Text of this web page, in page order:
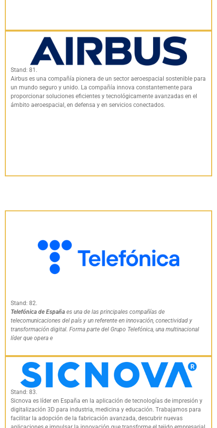
Stand: 81.
Airbus es una compañía pionera de un sector aeroespacial sostenible para
un mundo seguro y unido. La compañía innova constantemente para
proporcionar soluciones eficientes y tecnológicamente avanzadas en el
ámbito aeroespacial, en defensa y en servicios conectados.
Stand: 82.
Telefónica de España es una de las principales compañías de
telecomunicaciones del país y un referente en innovación, conectividad y
transformación digital. Forma parte del Grupo Telefónica, una multinacional
líder que opera e
Stand: 83.
Sicnova es líder en España en la aplicación de tecnologías de impresión y
digitalización 3D para industria, medicina y educación. Trabajamos para
facilitar la adopción de la fabricación avanzada, descubrir nuevas